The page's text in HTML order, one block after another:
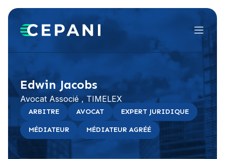
Menu
Visiter le site Web LinkedIn
Edwin Jacobs
Avocat Associé , TIMELEX
ARBITRE AVOCAT EXPERT JURIDIQUE
MÉDIATEUR MÉDIATEUR AGRÉÉ